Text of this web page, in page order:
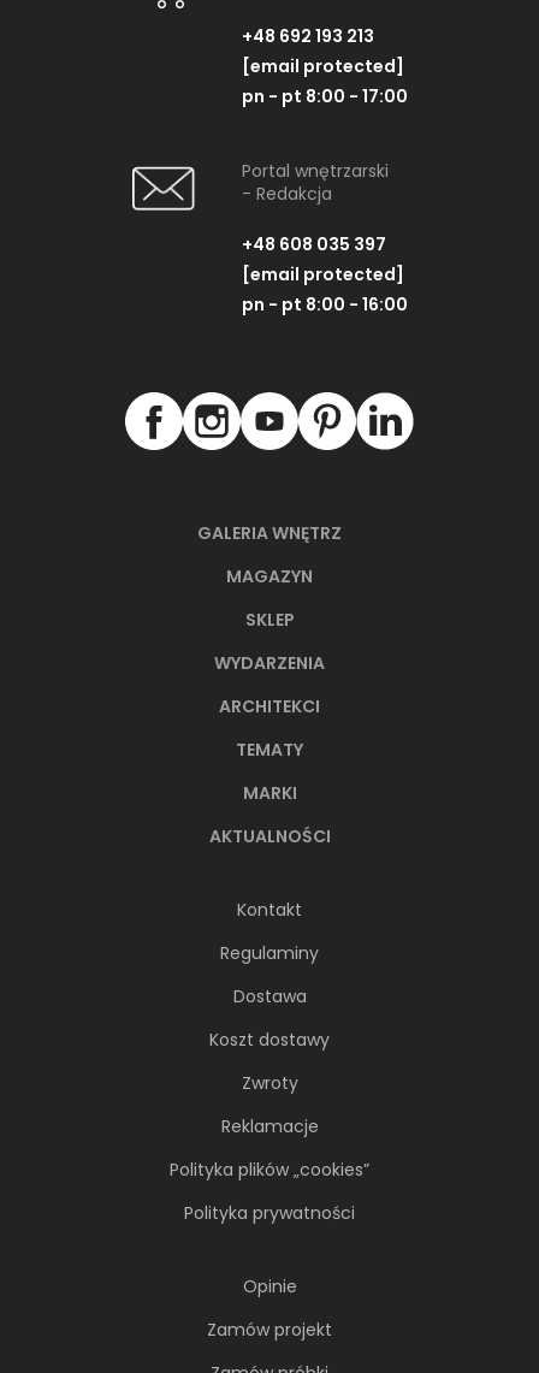
GALERIA WNĘTRZ
MAGAZYN
SKLEP
WYDARZENIA
ARCHITEKCI
TEMATY
MARKI
AKTUALNOŚCI
Kontakt
Regulaminy
Dostawa
Koszt dostawy
Zwroty
Reklamacje
Polityka plików „cookies”
Polityka prywatności
Opinie
Zamów projekt
+48 692 193 213
[email protected]
pn - pt 8:00 - 17:00
Portal wnętrzarski
- Redakcja
+48 608 035 397
[email protected]
pn - pt 8:00 - 16:00